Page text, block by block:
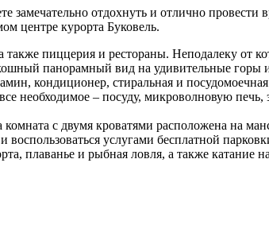
отдохнуть и отлично провести
центре курорта Буковель.
пиццерия и рестораны. Неподалеку от
панорамный вид на удивительные горы
кондиционер, стиральная и
необходимое – посуду, микроволновую печь,
с двумя кроватями расположена на
услугами бесплатной
плаванье и рыбная ловля, а также катание